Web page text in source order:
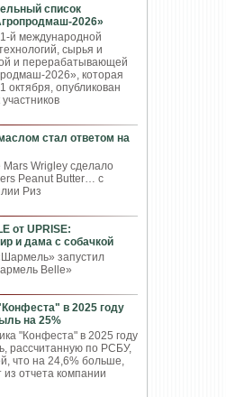
список
2026»
й международной
сырья и
и перерабатывающей
2026», которая
октября, опубликован
стал ответом на
Wrigley сделало
Peanut Butter… с
Риз
от UPRISE:
и дама с собачкой
запустил
Belle»
в 2025 году
на 25%
"Конфеста" в 2025 году
рассчитанную по РСБУ,
что на 24,6% больше,
отчета компании